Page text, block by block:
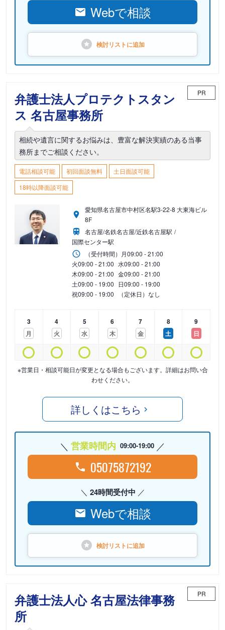
Webで相談
検討リストに追加
弁護士法人プロテクトスタン
ス 名古屋事務所
PR
相続や遺言に関するお悩みは、豊富な解決実績のある当事
務所までご相談ください。
電話相談可能 初回面談無料
土日面談可能
18時以降面談可能
愛知県名古屋市中村区名駅3-22-8 大東海ビル
8F
名古屋/名鉄名古屋/近鉄名古屋駅
国際センター駅
（受付時間） 月09:00 - 21:00
火09:00 - 21:00 水09:00 - 21:00
木09:00 - 21:00 金09:00 - 21:00
土09:00 - 19:00 日09:00 - 19:00
祝09:00 - 19:00 （定休日）なし
3
月
4
火
5
水
6
木
7
金
8
土
9
日
※営業日・相談可能日が変更となる場合もございます。詳細はお問い合
わせください。
詳しくはこちら
営業時間内 09:00-19:00
05075872192
24時間受付中
Webで相談
検討リストに追加
弁護士法人心 名古屋法律事務
所
PR